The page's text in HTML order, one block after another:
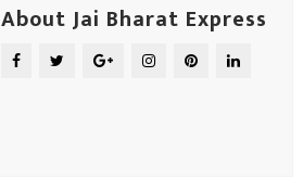
About Jai Bharat Express